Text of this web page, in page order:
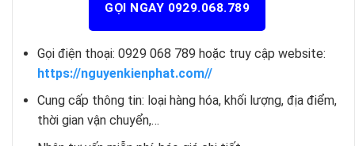
GỌI NGAY 0929.068.789
Gọi điện thoại: 0929 068 789 hoặc truy cập website:
https://nguyenkienphat.com//
Cung cấp thông tin: loại hàng hóa, khối lượng, địa điểm,
thời gian vận chuyển,…